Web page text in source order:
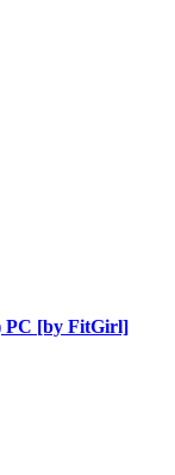
PC [by FitGirl]